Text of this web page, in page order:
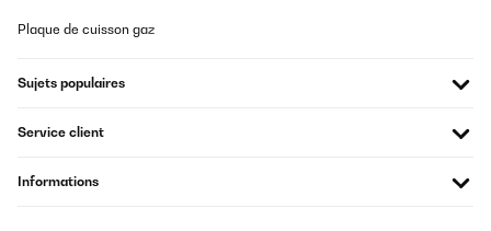
Plaque de cuisson gaz
Sujets populaires
Service client
Informations